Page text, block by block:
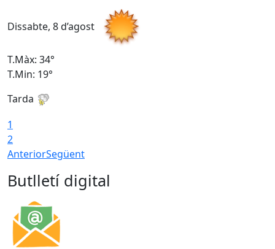
Dissabte, 8 d’agost
T.Màx: 34°
T.Min: 19°
Tarda
1
2
AnteriorSegüent
Butlletí digital